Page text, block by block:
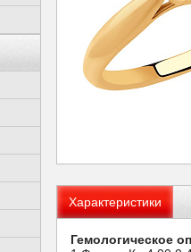
Характеристики
Гемологическое